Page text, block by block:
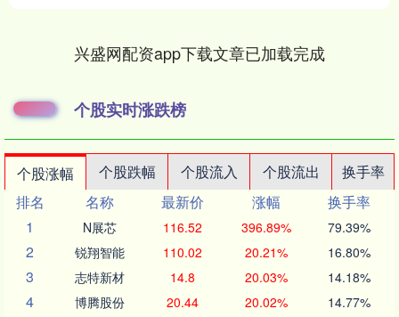
兴盛网配资app下载文章已加载完成
个股实时涨跌榜
个股涨幅 个股跌幅 个股流入 个股流出
换手率
排名
名称 最新价 涨幅
换手率
1
N展芯 116.52 396.89% 79.39%
2 锐翔智能 110.02 20.21% 16.80%
3 志特新材 14.8 20.03% 14.18%
4 博腾股份 20.44 20.02% 14.77%